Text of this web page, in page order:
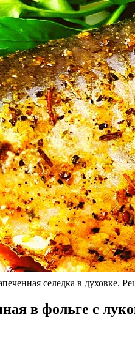
селедка в духовке.
в фольге с